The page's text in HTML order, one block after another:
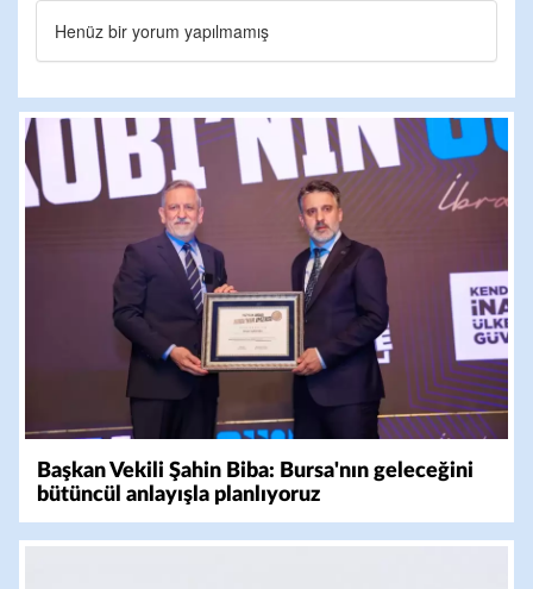
Henüz bir yorum yapılmamış
Başkan Vekili Şahin Biba: Bursa'nın geleceğini
bütüncül anlayışla planlıyoruz